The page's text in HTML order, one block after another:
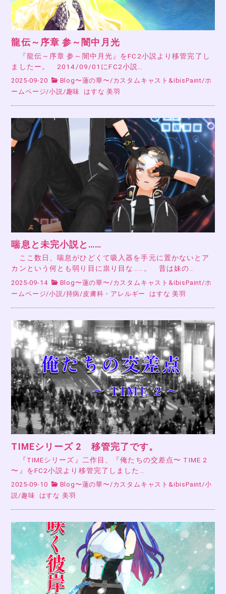
龍伝～序章 参～闇中月光
『龍伝～序章 参～闇中月光』をFC2小説より移管完了し
ましたー。 2014/09/01にFC2小説…
2025-09-20 Blog〜蓮の華〜/カスタムキャスト&ibisPaint/ホ
ームページ/小説/趣味 はすな 美羽
喘息と未完小説と……
ここ数日、喘息がひどくて吸入器を手元に置かないとア
カンという何とも弱り目に祟り目な……。 昔は妹の…
2025-09-14 Blog〜蓮の華〜 /カスタムキャスト&ibisPaint/ホ
ームページ/小説 /持病 / 皮膚科・アレルギー はすな 美羽
TIMEシリーズ 2 移管完了です。
『TIMEシリーズ』二作目、『俺たちの交差点〜 TIME 2
〜』をFC2小説より移管完了しました…
2025-09-10 Blog〜蓮の華〜/カスタムキャスト&ibisPaint/小
説/趣味 はすな 美羽